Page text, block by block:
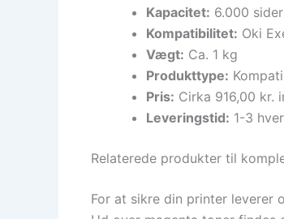
Kapacitet: 6.000
Kompatibilitet: Oki
Vægt: Ca. 1 kg
Produkttype:
Pris: Cirka 916,00 kr.
Leveringstid: 1-3
Relaterede produkter til
For at sikre din printer leverer